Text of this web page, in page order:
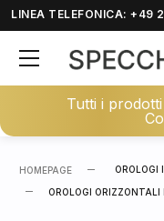
LINEA TELEFONICA: +49
Tutti i
HOMEPAGE OROLOGI
OROLOGI ORIZZONTALI